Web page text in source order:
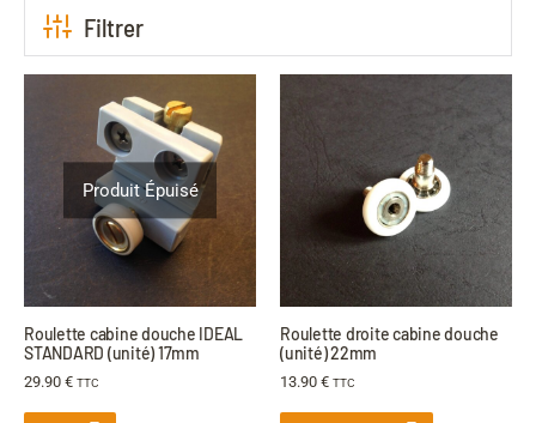
Filtrer
Produit Épuisé
Roulette cabine douche IDEAL
STANDARD (unité) 17mm
29.90 € TTC
Roulette droite cabine douche
(unité) 22mm
13.90 € TTC